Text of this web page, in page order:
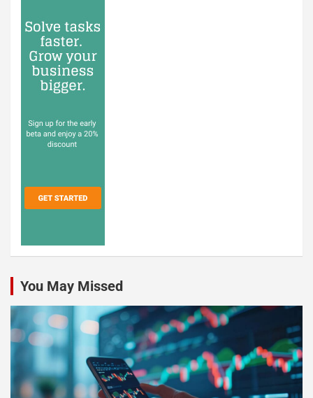
You May Missed